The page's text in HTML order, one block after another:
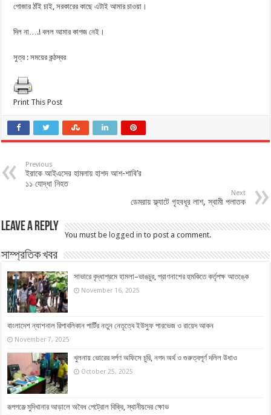
গোজার ঠাঁই চাই, সরকারের কাছে এটাই আমার চাওয়া।
দিল না….! বলল আমার কাগজ নেই।
সুত্র : সময়ের কন্ঠস্বর
Print This Post
Previous
ইরাকে আইএসের হামলায় হাশদ আশ-শাবি’র
১১ যোদ্ধা নিহত
Next
ডেমরায় ফ্ল্যাটে গৃহবধূর লাশ, স্বামী পলাতক
Leave a Reply
You must be logged in to post a comment.
সাম্প্রতিক খবর
সাভারে বৃদ্ধাশ্রমে হামলা–ভাঙচুর, প্রাণনাশের হুমকিতে কর্তৃপক্ষ আতঙ্কে
November 16, 2025
বাংলাদেশ ন্যাশনাল রিপাবলিকান পার্টির নতুন নেতৃত্বে ইউসুফ পারভেজ ও রায়েদ আকন
November 7, 2025
খুলনায় ভোরের দর্পণ অফিসে চুরি, নগদ অর্থ ও গুরুত্বপূর্ণ দলিল উধাও
October 25, 2025
রূপগঞ্জে মুদিখানার আড়ালে অবৈধ পেট্রোল বিক্রি, স্থানীয়দের ক্ষোভ